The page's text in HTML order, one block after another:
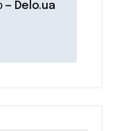
— Delo.ua